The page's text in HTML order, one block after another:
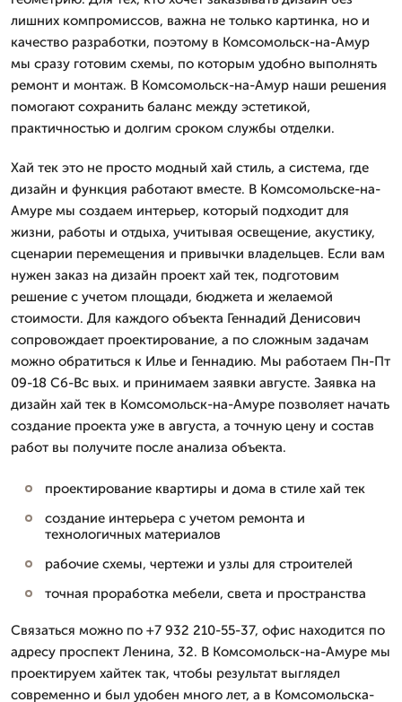
лишних компромиссов, важна не только картинка, но и
качество разработки, поэтому в Комсомольск-на-Амур
мы сразу готовим схемы, по которым удобно выполнять
ремонт и монтаж. В Комсомольск-на-Амур наши решения
помогают сохранить баланс между эстетикой,
практичностью и долгим сроком службы отделки.
Хай тек это не просто модный хай стиль, а система, где
дизайн и функция работают вместе. В Комсомольске-на-
Амуре мы создаем интерьер, который подходит для
жизни, работы и отдыха, учитывая освещение, акустику,
сценарии перемещения и привычки владельцев. Если вам
нужен заказ на дизайн проект хай тек, подготовим
решение с учетом площади, бюджета и желаемой
стоимости. Для каждого объекта Геннадий Денисович
сопровождает проектирование, а по сложным задачам
можно обратиться к Илье и Геннадию. Мы работаем Пн-Пт
09-18 Сб-Вс вых. и принимаем заявки августе. Заявка на
дизайн хай тек в Комсомольск-на-Амуре позволяет начать
создание проекта уже в августа, а точную цену и состав
работ вы получите после анализа объекта.
проектирование квартиры и дома в стиле хай тек
создание интерьера с учетом ремонта и
технологичных материалов
рабочие схемы, чертежи и узлы для строителей
точная проработка мебели, света и пространства
Связаться можно по +7 932 210-55-37, офис находится по
адресу проспект Ленина, 32. В Комсомольск-на-Амуре мы
проектируем хайтек так, чтобы результат выглядел
современно и был удобен много лет, а в Комсомольска-